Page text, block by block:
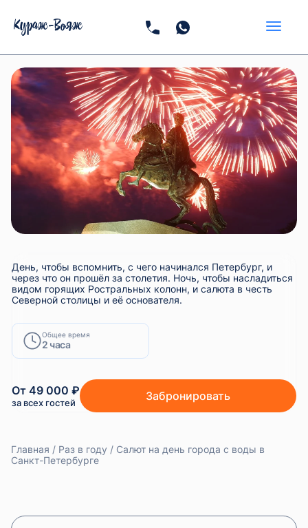
День, чтобы вспомнить, с чего начинался Петербург, и
через что он прошёл за столетия. Ночь, чтобы насладиться
видом горящих Ростральных колонн, и салюта в честь
Северной столицы и её основателя.
Общее время
2 часа
От 49 000 ₽
за всех гостей Забронировать
Главная Раз в году
Салют на день города с воды в
Санкт-Петербурге